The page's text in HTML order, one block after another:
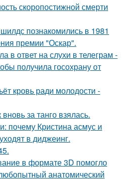
скоропостижной смерти
познакомились в 1981
премии "Оскар".
в ответ на слухи в телеграм -
получила госохрану от
кровь ради молодости -
за танго взялась.
почему Кристина асмус и
в диджеинг.
в формате 3D помогло
анатомический